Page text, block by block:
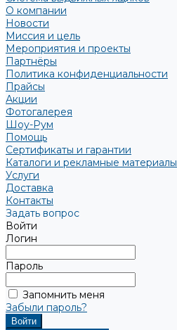
О компании
Новости
Миссия и цель
Мероприятия и проекты
Партнёры
Политика конфиденциальности
Прайсы
Акции
Фотогалерея
Шоу-Рум
Помощь
Сертификаты и гарантии
Каталоги и рекламные материалы
Услуги
Доставка
Контакты
Задать вопрос
Войти
Логин
Пароль
Запомнить меня
Забыли пароль?